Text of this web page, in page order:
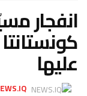
انفجار
عليها